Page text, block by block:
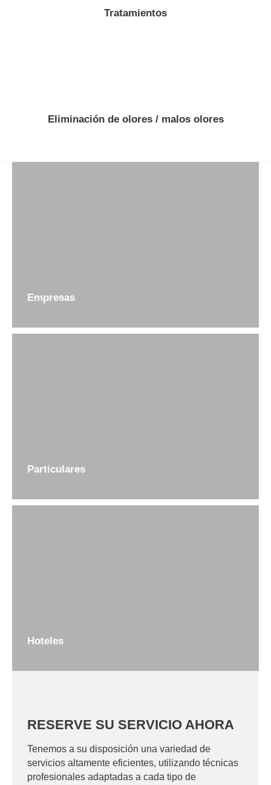
Tratamientos
Eliminación de olores / malos olores
Empresas
Particulares
Hoteles
RESERVE SU SERVICIO AHORA
Tenemos a su disposición una variedad de
servicios altamente eficientes, utilizando técnicas
profesionales adaptadas a cada tipo de